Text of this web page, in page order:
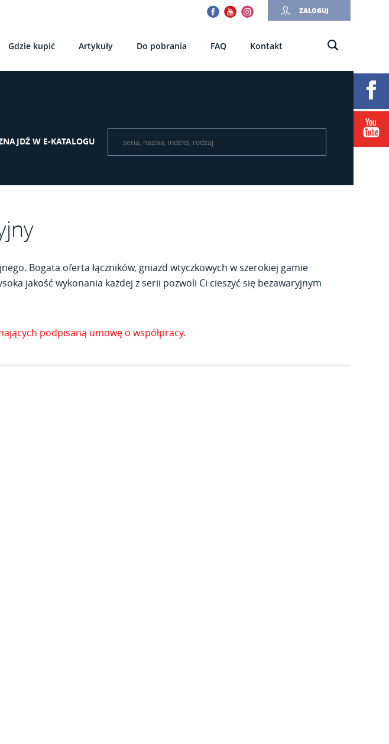
ZALOGUJ
Instagram
Gdzie kupić Artykuły Do pobrania FAQ Kontakt
W E-KATALOGU
Bogata oferta łączników, gniazd wtyczkowych w szerokiej gamie
jakość wykonania każdej z serii pozwoli Ci cieszyć się bezawaryjnym
podpisaną umowę o współpracy.